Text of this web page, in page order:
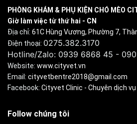
PHÒNG KHÁM & PHỤ KIỆN CHÓ MÈO
Giờ làm việc từ thứ hai - CN
Địa chỉ: 61C Hùng Vương, Phường 7,
Điện thoại: 0275.382.3170
Hotline/Zalo: 0939 6868 45 -
Website: www.cityvet.vn
Email: cityvetbentre2018@gmail.com
Facebook: Cityvet Clinic - Chuyên dịch
Follow chúng tôi